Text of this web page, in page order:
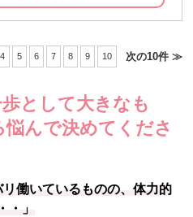
4 5 6 7 8 9 10 次の10件 ≫
歩として大きなも
んで決めてくださ
リ働いているものの、体力的
・」